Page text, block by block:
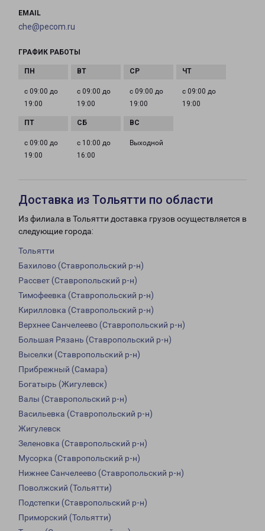
EMAIL
che@pecom.ru
ГРАФИК РАБОТЫ
с 09:00 до
19:00
с 09:00 до
19:00
с 09:00 до
19:00
с 09:00 до
19:00
с 09:00 до
19:00
с 10:00 до
16:00
Выходной
Доставка из Тольятти по области
Из филиала в Тольятти доставка грузов осуществляется в
следующие города:
Тольятти
Бахилово (Ставропольский р-н)
Рассвет (Ставропольский р-н)
Тимофеевка (Ставропольский р-н)
Кирилловка (Ставропольский р-н)
Верхнее Санчелеево (Ставропольский р-н)
Большая Рязань (Ставропольский р-н)
Выселки (Ставропольский р-н)
Прибрежный (Самара)
Богатырь (Жигулевск)
Валы (Ставропольский р-н)
Васильевка (Ставропольский р-н)
Жигулевск
Зеленовка (Ставропольский р-н)
Мусорка (Ставропольский р-н)
Нижнее Санчелеево (Ставропольский р-н)
Поволжский (Тольятти)
Подстепки (Ставропольский р-н)
Приморский (Тольятти)